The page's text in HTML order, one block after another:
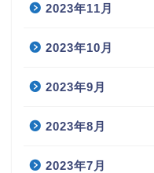
2023年11月
2023年10月
2023年9月
2023年8月
2023年7月